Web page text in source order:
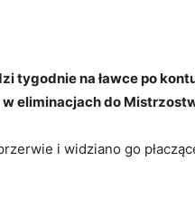
tygodnie na ławce po
eliminacjach do
i widziano go